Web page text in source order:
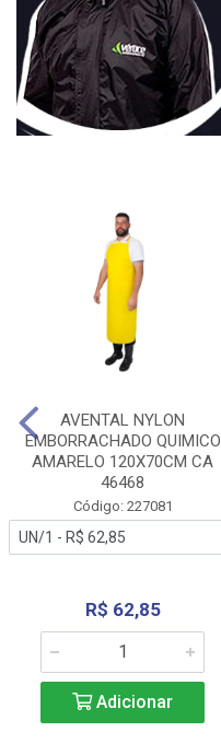
AVENTAL NYLON
EMBORRACHADO QUIMICO
AMARELO 120X70CM CA
46468
Código: 227081
R$ 62,85
Adicionar